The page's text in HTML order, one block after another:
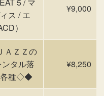
ス / エ
）
¥9,000
ＺＺの
タル落
各種◇◆
¥8,250